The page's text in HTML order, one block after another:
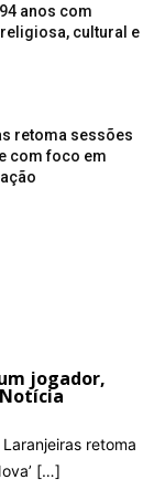
anos com
cultural e
retoma sessões
com foco em
jogador,
retoma
[…]